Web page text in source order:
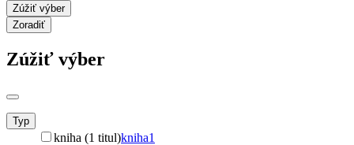
Zúžiť výber
Zoradiť
Zúžiť výber
Typ
kniha (1 titul)kniha1